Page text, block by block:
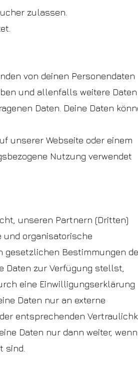
zulassen.
von deinen Personendaten
und allenfalls weitere Daten
Daten. Deine Daten
unserer Webseite oder einem
Nutzung verwendet
unseren Partnern (Dritten)
und organisatorische
gesetzlichen Bestimmungen
Daten zur Verfügung stellst,
eine Einwilligungserklärung
Daten nur an externe
entsprechenden
Daten nur dann weiter, wenn
sind.